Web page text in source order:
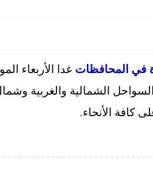
في المحافظات
الشمالية والغربية
كافة الأنحاء.